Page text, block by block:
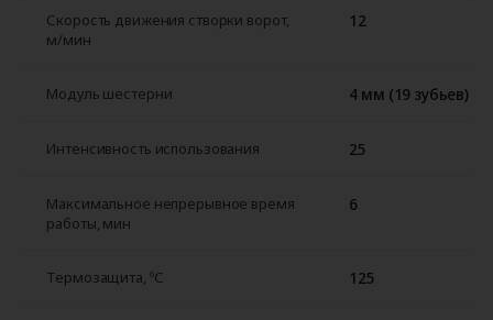
Скорость движения створки ворот,
м/мин
12
Модуль шестерни 4 мм (19 зубьев)
Интенсивность использования 25
Максимальное непрерывное время
работы, мин
6
Термозащита, ºС 125